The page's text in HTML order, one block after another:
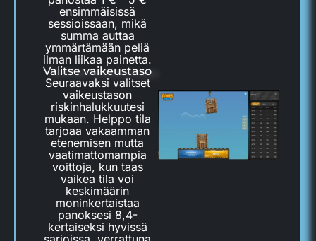
ensimmäisissä
sessioissaan, mikä
summa auttaa
ymmärtämään peliä
ilman liikaa painetta.
Valitse vaikeustaso
Seuraavaksi valitset
vaikeustason
riskinhalukkuutesi
mukaan. Helppo tila
tarjoaa vakaamman
etenemisen mutta
vaatimattomampia
voittoja, kun taas
vaikea tila voi
keskimäärin
moninkertaistaa
panoksesi 8,4-
kertaiseksi hyvissä